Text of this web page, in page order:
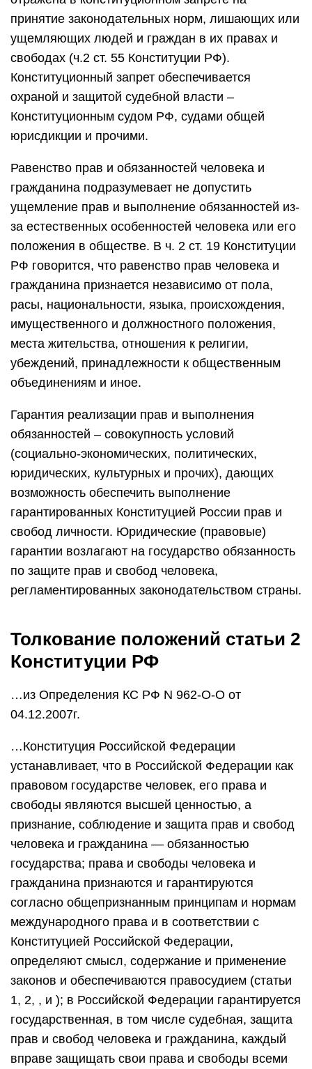
принятие законодательных норм, лишающих или
ущемляющих людей и граждан в их правах и
свободах (ч.2 ст. 55 Конституции РФ).
Конституционный запрет обеспечивается
охраной и защитой судебной власти –
Конституционным судом РФ, судами общей
юрисдикции и прочими.
Равенство прав и обязанностей человека и
гражданина подразумевает не допустить
ущемление прав и выполнение обязанностей из-
за естественных особенностей человека или его
положения в обществе. В ч. 2 ст. 19 Конституции
РФ говорится, что равенство прав человека и
гражданина признается независимо от пола,
расы, национальности, языка, происхождения,
имущественного и должностного положения,
места жительства, отношения к религии,
убеждений, принадлежности к общественным
объединениям и иное.
Гарантия реализации прав и выполнения
обязанностей – совокупность условий
(социально-экономических, политических,
юридических, культурных и прочих), дающих
возможность обеспечить выполнение
гарантированных Конституцией России прав и
свобод личности. Юридические (правовые)
гарантии возлагают на государство обязанность
по защите прав и свобод человека,
регламентированных законодательством страны.
Толкование положений статьи 2
Конституции РФ
…из Определения КС РФ N 962-О-О от
04.12.2007г.
…Конституция Российской Федерации
устанавливает, что в Российской Федерации как
правовом государстве человек, его права и
свободы являются высшей ценностью, а
признание, соблюдение и защита прав и свобод
человека и гражданина — обязанностью
государства; права и свободы человека и
гражданина признаются и гарантируются
согласно общепризнанным принципам и нормам
международного права и в соответствии с
Конституцией Российской Федерации,
определяют смысл, содержание и применение
законов и обеспечиваются правосудием (статьи
1, 2, , и ); в Российской Федерации гарантируется
государственная, в том числе судебная, защита
прав и свобод человека и гражданина, каждый
вправе защищать свои права и свободы всеми